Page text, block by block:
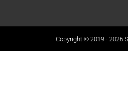
Copyright © 2019 - 2026